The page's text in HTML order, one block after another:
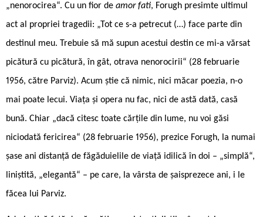
„nenorocirea“. Cu un fior de amor fati, Forugh presimte ultimul
act al propriei tragedii: „Tot ce s-a petrecut (…) face parte din
destinul meu. Trebuie să mă supun acestui destin ce mi-a vărsat
picătură cu picătură, în gât, otrava nenorocirii“ (28 februarie
1956, către Parviz). Acum știe că nimic, nici măcar poezia, n-o
mai poate lecui. Viața și opera nu fac, nici de astă dată, casă
bună. Chiar „dacă citesc toate cărțile din lume, nu voi găsi
niciodată fericirea“ (28 februarie 1956), prezice Forugh, la numai
șase ani distanță de făgăduielile de viață idilică în doi – „simplă“,
liniștită, „elegantă“ – pe care, la vârsta de șaisprezece ani, i le
făcea lui Parviz.